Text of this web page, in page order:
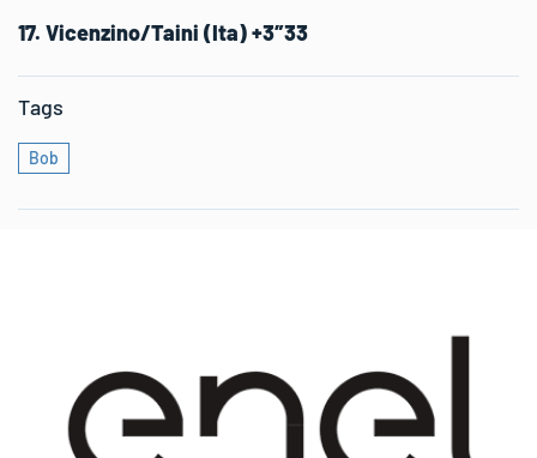
17. Vicenzino/Taini (Ita) +3″33
Tags
Bob